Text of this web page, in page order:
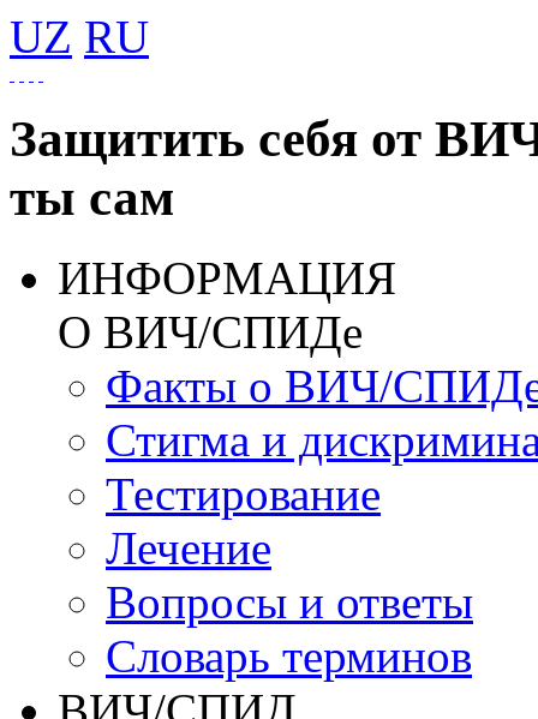
UZ RU
Защитить себя от
ты сам
ИНФОРМАЦИЯ
О ВИЧ/СПИДе
Факты о ВИЧ/
Стигма и
Тестирование
Лечение
Вопросы и ответы
Словарь терминов